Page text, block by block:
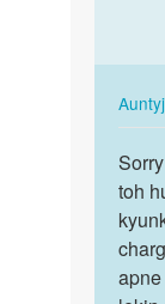
Sorry
bete
ke
baare…
toh